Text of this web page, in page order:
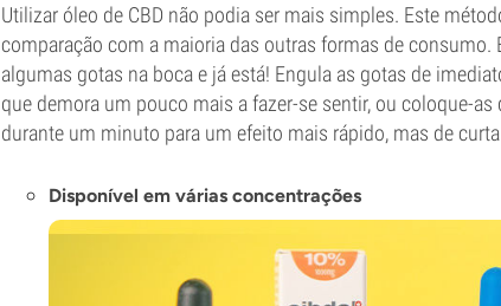
Utilizar óleo de CBD não podia ser mais simples. Este
comparação com a maioria das outras formas de consumo.
algumas gotas na boca e já está! Engula as gotas de
que demora um pouco mais a fazer-se sentir, ou coloque-
durante um minuto para um efeito mais rápido, mas de
Disponível em várias concentrações